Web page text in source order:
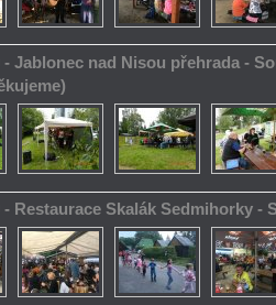
- Jablonec nad Nisou přehrada -
- Restaurace Skalák Sedmihorky -